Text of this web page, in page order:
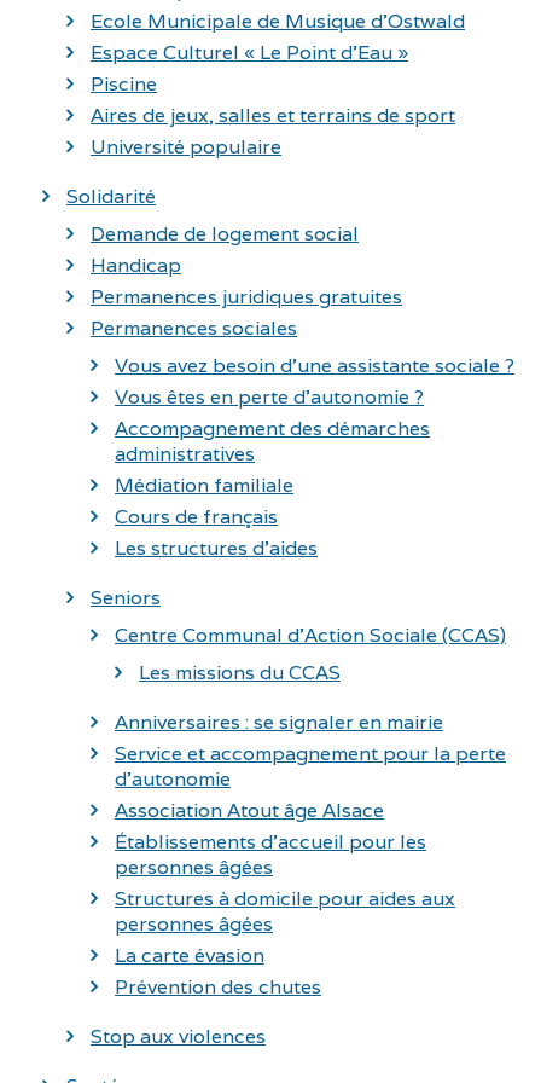
Ecole Municipale de Musique d’Ostwald
Espace Culturel « Le Point d’Eau »
Piscine
Aires de jeux, salles et terrains de sport
Université populaire
Solidarité
Demande de logement social
Handicap
Permanences juridiques gratuites
Permanences sociales
Vous avez besoin d’une assistante sociale ?
Vous êtes en perte d’autonomie ?
Accompagnement des démarches
administratives
Médiation familiale
Cours de français
Les structures d’aides
Seniors
Centre Communal d’Action Sociale (CCAS)
Les missions du CCAS
Anniversaires : se signaler en mairie
Service et accompagnement pour la perte
d’autonomie
Association Atout âge Alsace
Établissements d’accueil pour les
personnes âgées
Structures à domicile pour aides aux
personnes âgées
La carte évasion
Prévention des chutes
Stop aux violences